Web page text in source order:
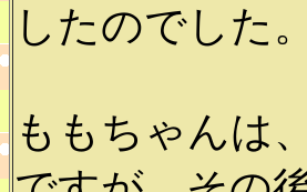
したのでした。
ももちゃんは